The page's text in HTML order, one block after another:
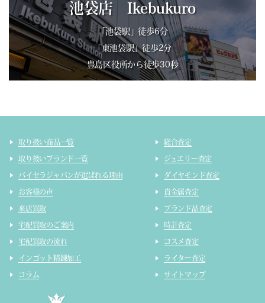
池袋店 Ikebukuro
「池袋駅」徒歩6分
「東池袋駅」徒歩2分
豊島区役所から徒歩30秒
取り扱い商品一覧
取り扱いブランド一覧
バイセラジャパンが選ばれる理由
お客様の声
来店買取
宅配買取のご案内
宅配買取の流れ
インゴット精錬加工
コラム
総合査定
ジュエリー査定
ダイヤモンド査定
貴金属査定
ブランド品査定
時計査定
コスメ査定
ライター査定
サイトマップ